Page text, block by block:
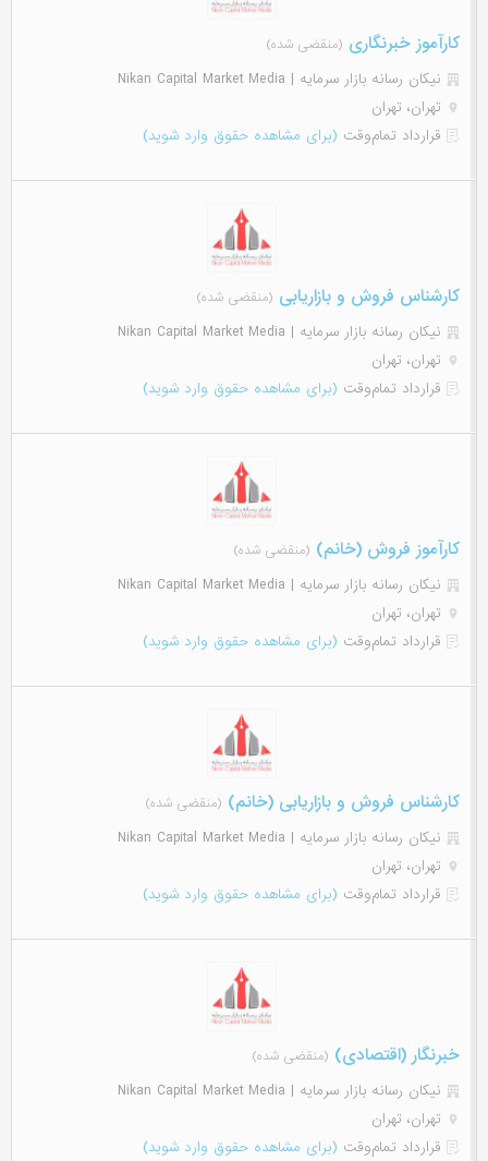
کارآموز خبرنگاری (منقضی شده)
نیکان رسانه بازار سرمایه | Nikan Capital Market Media
تهران، تهران
قرارداد تمام‌وقت (برای مشاهده حقوق وارد شوید)
کارشناس فروش و بازاریابی (منقضی شده)
نیکان رسانه بازار سرمایه | Nikan Capital Market Media
تهران، تهران
قرارداد تمام‌وقت (برای مشاهده حقوق وارد شوید)
کارآموز فروش (خانم) (منقضی شده)
نیکان رسانه بازار سرمایه | Nikan Capital Market Media
تهران، تهران
قرارداد تمام‌وقت (برای مشاهده حقوق وارد شوید)
کارشناس فروش و بازاریابی (خانم) (منقضی شده)
نیکان رسانه بازار سرمایه | Nikan Capital Market Media
تهران، تهران
قرارداد تمام‌وقت (برای مشاهده حقوق وارد شوید)
خبرنگار (اقتصادی) (منقضی شده)
نیکان رسانه بازار سرمایه | Nikan Capital Market Media
تهران، تهران
قرارداد تمام‌وقت (برای مشاهده حقوق وارد شوید)